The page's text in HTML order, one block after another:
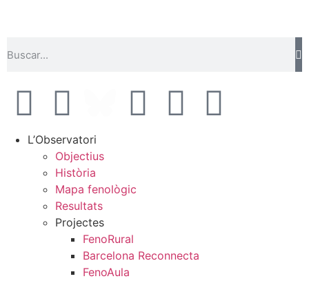
L’Observatori
Objectius
Història
Mapa fenològic
Resultats
Projectes
FenoRural
Barcelona Reconnecta
FenoAula